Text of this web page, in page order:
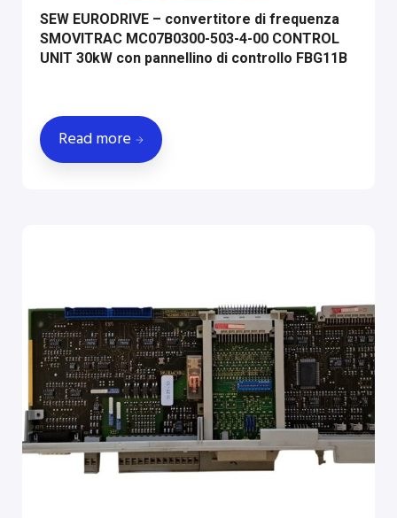
SEW EURODRIVE – convertitore di frequenza
SMOVITRAC MC07B0300-503-4-00 CONTROL
UNIT 30kW con pannellino di controllo FBG11B
Read more